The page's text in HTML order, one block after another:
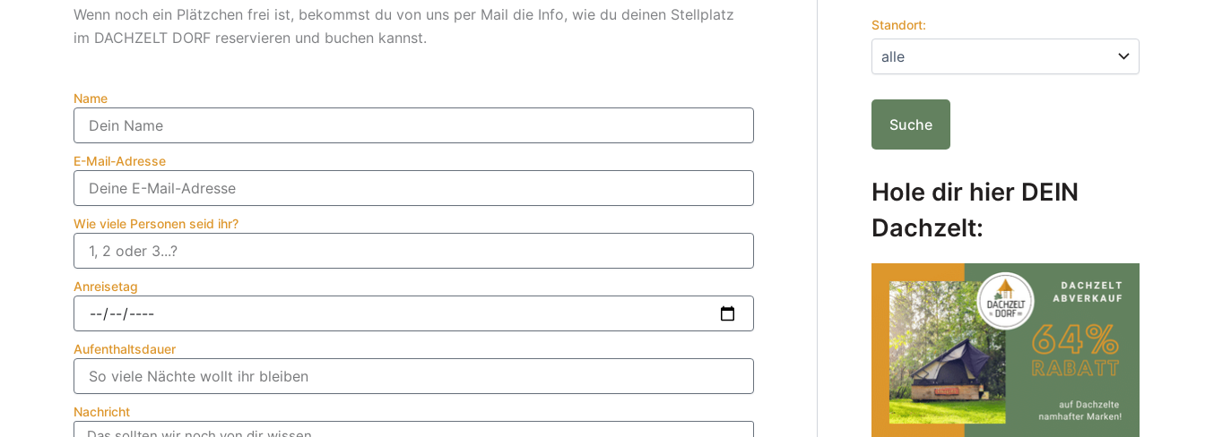
Wenn noch ein Plätzchen frei ist, bekommst du von uns per Mail die Info, wie du deinen Stellplatz
im DACHZELT DORF reservieren und buchen kannst.
Name
E-Mail-Adresse
Wie viele Personen seid ihr?
Anreisetag
Aufenthaltsdauer
Nachricht
Standort:
Hole dir hier DEIN
Dachzelt: